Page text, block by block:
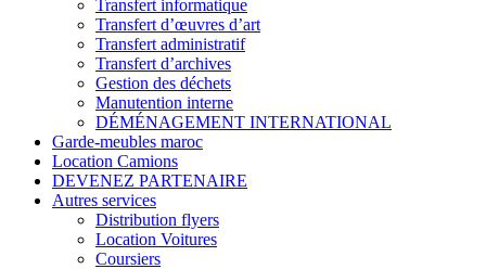
Transfert informatique
Transfert d’œuvres d’art
Transfert administratif
Transfert d’archives
Gestion des déchets
Manutention interne
DÉMÉNAGEMENT INTERNATIONAL
Garde-meubles maroc
Location Camions
DEVENEZ PARTENAIRE
Autres services
Distribution flyers
Location Voitures
Coursiers